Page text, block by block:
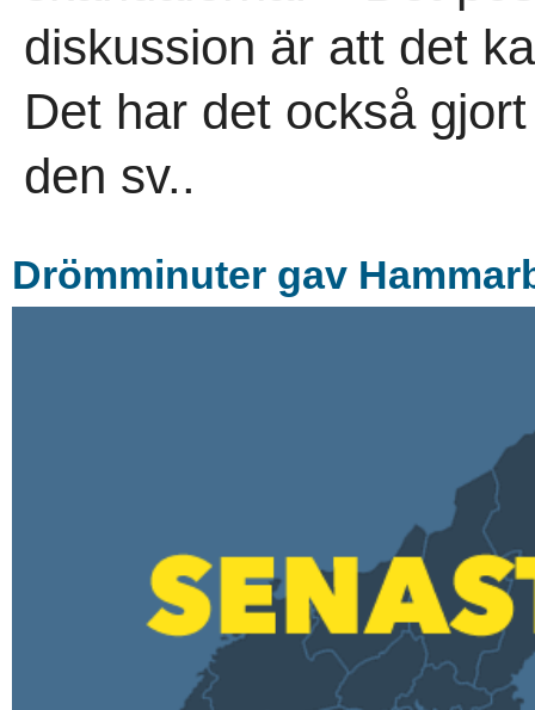
diskussion är att det
Det har det också
den sv..
Drömminuter gav